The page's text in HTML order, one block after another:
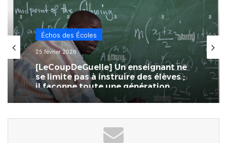
Échos des Écoles
25 février 2026
[LeCoupDeGuelle] Un enseignant ne
se limite pas à instruire des élèves ;
il façonne toute une génération…